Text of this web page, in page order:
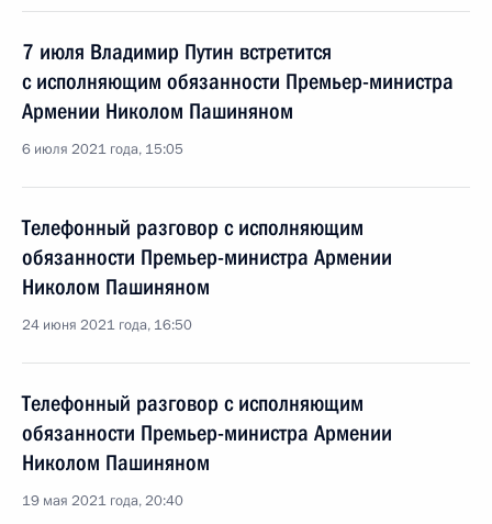
7 июля Владимир Путин встретится
с исполняющим обязанности Премьер-министра
Армении Николом Пашиняном
6 июля 2021 года, 15:05
Телефонный разговор с исполняющим
обязанности Премьер-министра Армении
Николом Пашиняном
24 июня 2021 года, 16:50
Телефонный разговор с исполняющим
обязанности Премьер-министра Армении
Николом Пашиняном
19 мая 2021 года, 20:40